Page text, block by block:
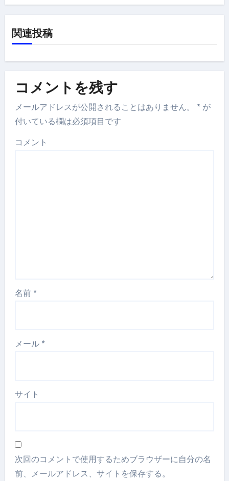
関連投稿
コメントを残す
メールアドレスが公開されることはありません。 * が
付いている欄は必須項目です
コメント
名前 *
メール *
サイト
次回のコメントで使用するためブラウザーに自分の名
前、メールアドレス、サイトを保存する。